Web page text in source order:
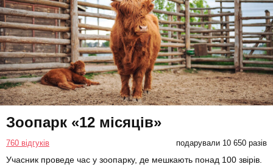
Зоопарк «12 місяців»
760 відгуків подарували 10 650 разів
Учасник проведе час у зоопарку, де мешкають понад 100 звірів.